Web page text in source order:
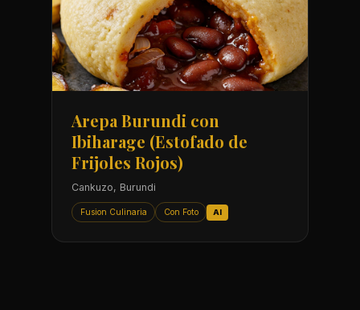
Arepa Burundi con
Ibiharage (Estofado de
Frijoles Rojos)
Cankuzo, Burundi
Fusion Culinaria Con Foto AI